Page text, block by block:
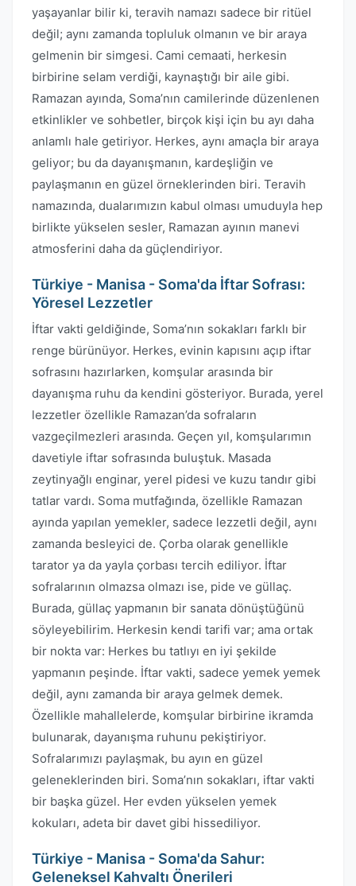
yaşayanlar bilir ki, teravih namazı sadece bir ritüel
değil; aynı zamanda topluluk olmanın ve bir araya
gelmenin bir simgesi. Cami cemaati, herkesin
birbirine selam verdiği, kaynaştığı bir aile gibi.
Ramazan ayında, Soma’nın camilerinde düzenlenen
etkinlikler ve sohbetler, birçok kişi için bu ayı daha
anlamlı hale getiriyor. Herkes, aynı amaçla bir araya
geliyor; bu da dayanışmanın, kardeşliğin ve
paylaşmanın en güzel örneklerinden biri. Teravih
namazında, dualarımızın kabul olması umuduyla hep
birlikte yükselen sesler, Ramazan ayının manevi
atmosferini daha da güçlendiriyor.
Türkiye - Manisa - Soma'da İftar Sofrası:
Yöresel Lezzetler
İftar vakti geldiğinde, Soma’nın sokakları farklı bir
renge bürünüyor. Herkes, evinin kapısını açıp iftar
sofrasını hazırlarken, komşular arasında bir
dayanışma ruhu da kendini gösteriyor. Burada, yerel
lezzetler özellikle Ramazan’da sofraların
vazgeçilmezleri arasında. Geçen yıl, komşularımın
davetiyle iftar sofrasında buluştuk. Masada
zeytinyağlı enginar, yerel pidesi ve kuzu tandır gibi
tatlar vardı. Soma mutfağında, özellikle Ramazan
ayında yapılan yemekler, sadece lezzetli değil, aynı
zamanda besleyici de. Çorba olarak genellikle
tarator ya da yayla çorbası tercih ediliyor. İftar
sofralarının olmazsa olmazı ise, pide ve güllaç.
Burada, güllaç yapmanın bir sanata dönüştüğünü
söyleyebilirim. Herkesin kendi tarifi var; ama ortak
bir nokta var: Herkes bu tatlıyı en iyi şekilde
yapmanın peşinde. İftar vakti, sadece yemek yemek
değil, aynı zamanda bir araya gelmek demek.
Özellikle mahallelerde, komşular birbirine ikramda
bulunarak, dayanışma ruhunu pekiştiriyor.
Sofralarımızı paylaşmak, bu ayın en güzel
geleneklerinden biri. Soma’nın sokakları, iftar vakti
bir başka güzel. Her evden yükselen yemek
kokuları, adeta bir davet gibi hissediliyor.
Türkiye - Manisa - Soma'da Sahur:
Geleneksel Kahvaltı Önerileri